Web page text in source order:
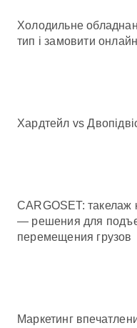
Холодильне
тип і замовити онлайн
Хардтейл vs
CARGOSET: такелаж
— решения для
перемещения грузов
Маркетинг